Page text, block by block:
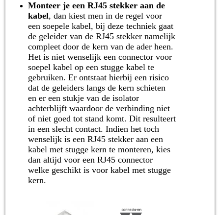
Monteer je een RJ45 stekker aan de
kabel, dan kiest men in de regel voor
een soepele kabel, bij deze techniek gaat
de geleider van de RJ45 stekker namelijk
compleet door de kern van de ader heen.
Het is niet wenselijk een connector voor
soepel kabel op een stugge kabel te
gebruiken. Er ontstaat hierbij een risico
dat de geleiders langs de kern schieten
en er een stukje van de isolator
achterblijft waardoor de verbinding niet
of niet goed tot stand komt. Dit resulteert
in een slecht contact. Indien het toch
wenselijk is een RJ45 stekker aan een
kabel met stugge kern te monteren, kies
dan altijd voor een RJ45 connector
welke geschikt is voor kabel met stugge
kern.